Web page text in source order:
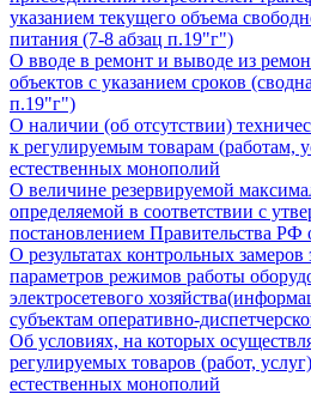
указанием текущего объема
питания (7-8 абзац п.19"г")
О вводе в ремонт и выводе из
объектов с указанием сроков
п.19"г")
О наличии (об отсутствии)
к регулируемым товарам (работам,
естественных монополий
О величине резервируемой
определяемой в соответствии с
постановлением Правительства РФ
О результатах контрольных замеров
параметров режимов работы
электросетевого
субъектам оперативно-
Об условиях, на которых
регулируемых товаров (работ,
естественных монополий